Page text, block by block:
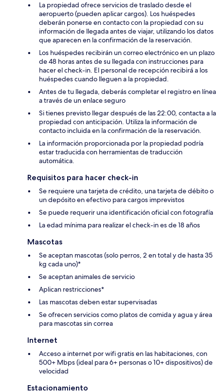
La propiedad ofrece servicios de traslado desde el
aeropuerto (pueden aplicar cargos). Los huéspedes
deberán ponerse en contacto con la propiedad con su
información de llegada antes de viajar, utilizando los datos
que aparecen en la confirmación de la reservación.
Los huéspedes recibirán un correo electrónico en un plazo
de 48 horas antes de su llegada con instrucciones para
hacer el check-in. El personal de recepción recibirá a los
huéspedes cuando lleguen a la propiedad.
Antes de tu llegada, deberás completar el registro en línea
a través de un enlace seguro
Si tienes previsto llegar después de las 22:00, contacta a la
propiedad con anticipación. Utiliza la información de
contacto incluida en la confirmación de la reservación.
La información proporcionada por la propiedad podría
estar traducida con herramientas de traducción
automática.
Requisitos para hacer check-in
Se requiere una tarjeta de crédito, una tarjeta de débito o
un depósito en efectivo para cargos imprevistos
Se puede requerir una identificación oficial con fotografía
La edad mínima para realizar el check-in es de 18 años
Mascotas
Se aceptan mascotas (solo perros, 2 en total y de hasta 35
kg cada uno)*
Se aceptan animales de servicio
Aplican restricciones*
Las mascotas deben estar supervisadas
Se ofrecen servicios como platos de comida y agua y área
para mascotas sin correa
Internet
Acceso a internet por wifi gratis en las habitaciones, con
500+ Mbps (ideal para 6+ personas o 10+ dispositivos) de
velocidad
Estacionamiento